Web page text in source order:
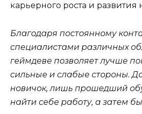
карьерного роста и развития
Благодаря постоянному
специалистами различных
геймдеве позволяет лучше
сильные и слабые стороны.
новичок, лишь прошедший
найти себе работу, а затем